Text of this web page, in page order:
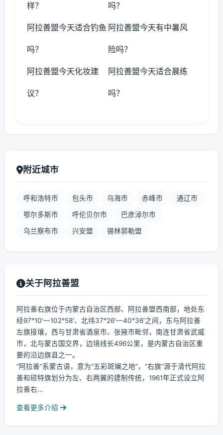
样？ 吗？
阿拉善盟今天适合钓鱼
吗？
阿拉善盟今天有中暑风
险吗？
阿拉善盟今天化妆建
议？
阿拉善盟今天适合晨练
吗？
附近城市
呼和浩特市 包头市 乌海市 赤峰市 通辽市
鄂尔多斯市 呼伦贝尔市 巴彦淖尔市
乌兰察布市 兴安盟 锡林郭勒盟
关于阿拉善盟
阿拉善右旗位于内蒙古自治区西部、阿拉善盟西南部，地处东
经97°10′—102°58′、北纬37°26′—40°36′之间，东与阿拉善
左旗接壤，西与甘肃省酒泉市、张掖市毗邻，南连甘肃省武威
市，北与蒙古国交界，边境线长496公里，是内蒙古自治区重
要的沿边旗县之一。
“阿拉善”系蒙古语，意为“五彩斑斓之地”，“右旗”源于清代阿拉
善和硕特旗划分为左、右两翼的建制传统，1961年正式设立阿
拉善右...
查看更多介绍